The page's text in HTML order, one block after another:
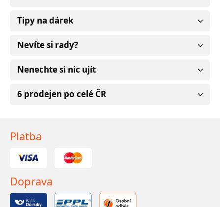
Tipy na dárek
Nevíte si rady?
Nenechte si nic ujít
6 prodejen po celé ČR
Platba
Doprava